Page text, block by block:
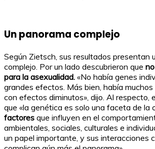
Un panorama complejo
Según Zietsch, sus resultados presentan
complejo. Por un lado descubrieron que
para la asexualidad. «No había genes
grandes efectos. Más bien, había
con efectos diminutos», dijo. Al respecto,
que «la genética es solo una faceta de la
factores que influyen en el
ambientales, sociales, culturales e
un papel importante, y sus interacciones